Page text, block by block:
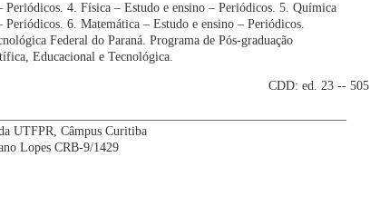
Periódicos. 4. Física – Estudo e ensino – Periódicos. 5. Química
Periódicos. 6. Matemática – Estudo e ensino – Periódicos.
Federal do Paraná. Programa de Pós-graduação
Educacional e Tecnológica.
ed. 23 -- 505
UTFPR, Câmpus Curitiba
Lopes CRB-9/1429